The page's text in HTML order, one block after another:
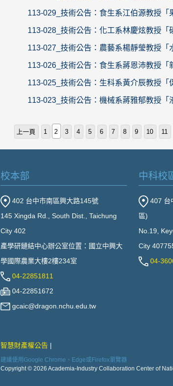
113-029_技術公告：食生系江伯源教授「
113-028_技術公告：化工系林慶炫教授
113-027_技術公告：農藝系楊靜瑩教授
113-026_技術公告：食生系蔣恩沛教授「
113-025_技術公告：生科系黃介辰教授
113-023_技術公告：機械系蔣雅郁教授「
上一頁 1 2 3 4 5 6 7 8 9 10 11
校本部
402 台中市南區興大路145號
145 Xingda Rd., South Dist., Taichung
City 402
產學研鏈結中心辦公室位置：國立中興大
學國際農業大樓2樓234室
04-22851811
04-22851672
gcaic@dragon.nchu.edu.tw
中科校
407 台
區)
No.19,
City
04-
智慧財產權公告
建議使用Google Chrome、Edge或Firefox瀏覽器
Copyright © 2026 Academia-Industry Collaboration Center of